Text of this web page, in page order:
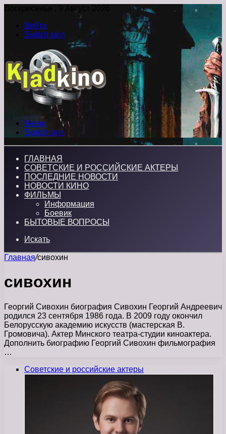
Воскресенье , 9 Август 2026
Войти
Switch skin
Меню
Switch skin
ГЛАВНАЯ
СОВЕТСКИЕ И РОССИЙСКИЕ АКТЕРЫ
ПОСЛЕДНИЕ НОВОСТИ
НОВОСТИ КИНО
ФИЛЬМЫ
Информация
Боевик
БЫТОВЫЕ ВОПРОСЫ
Искать
Главная/сивохин
сивохин
Георгий Сивохин биография Сивохин Георгий Андреевич
родился 23 сентября 1986 года. В 2009 году окончил
Белорусскую академию искусств (мастерская В.
Громовича). Актер Минского театра-студии киноактера.
Дополнить биографию Георгий Сивохин фильмография
…
Советские и российские актеры